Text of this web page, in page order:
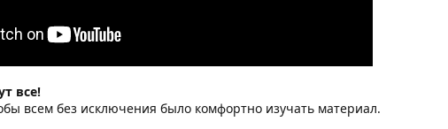
все!
всем без исключения было комфортно изучать материал.